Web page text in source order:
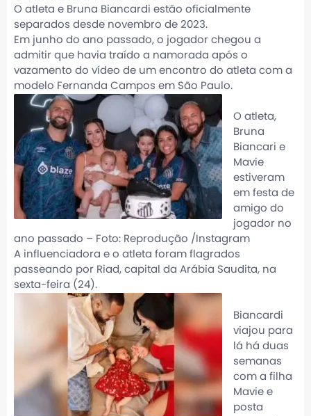
O atleta e Bruna Biancardi estão oficialmente
separados desde novembro de 2023.
Em junho do ano passado, o jogador chegou a
admitir que havia traído a namorada após o
vazamento do vídeo de um encontro do atleta com a
modelo Fernanda Campos em São Paulo.
O atleta,
Bruna
Biancari e
Mavie
estiveram
em festa de
amigo do
jogador no
ano passado – Foto: Reprodução /Instagram
A influenciadora e o atleta foram flagrados
passeando por Riad, capital da Arábia Saudita, na
sexta-feira (24).
Biancardi
viajou para
lá há duas
semanas
com a filha
Mavie e
posta